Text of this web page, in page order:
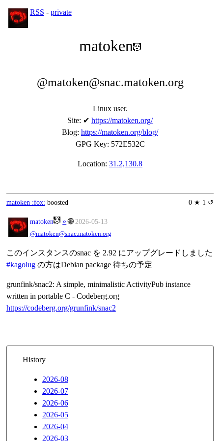
RSS - private
matoken
@matoken@snac.matoken.org
Linux user.
Site: ✔ https://matoken.org/
Blog: https://matoken.org/blog/
GPG Key: 572E532C
Location: 31.2,130.8
0 ★ 1 ↺
matoken :fox: boosted
matoken » 🌐 2026-05-13
@matoken@snac.matoken.org
このインスタンスのsnac を 2.92 にアップグレードしました
#kagolugの方はDebian package 待ちの予定
grunfink/snac2: A simple, minimalistic ActivityPub instance
written in portable C - Codeberg.org
https://codeberg.org/grunfink/snac2
History
2026-08
2026-07
2026-06
2026-05
2026-04
2026-03